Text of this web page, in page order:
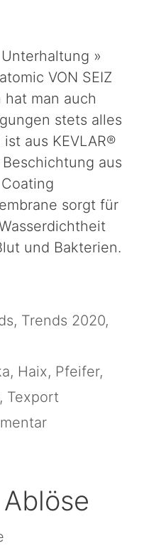
»
VON SEIZ
man auch
stets alles
aus KEVLAR®
aus
sorgt für
und Bakterien.
, Trends 2020,
, Haix, Pfeifer,
, Texport